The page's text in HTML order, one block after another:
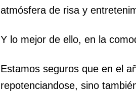
atmósfera de risa y
Y lo mejor de ello, en la
Estamos seguros que en el
repotenciandose, sino